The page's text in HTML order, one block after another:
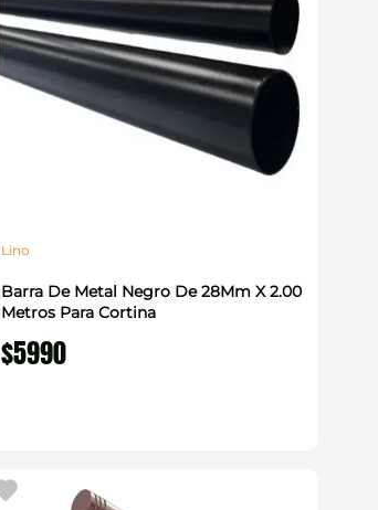
Lino
Barra De Metal Negro De 28Mm X 2.00
Metros Para Cortina
$5990